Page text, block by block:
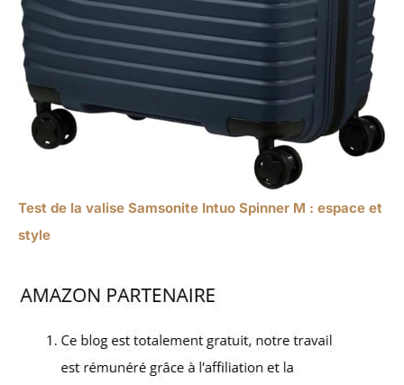
Test de la valise Samsonite Intuo Spinner M : espace et
style